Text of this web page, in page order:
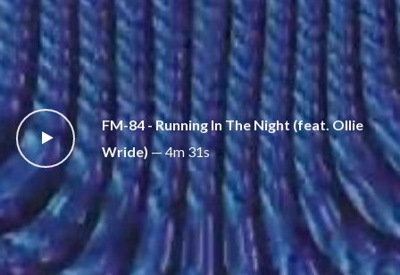
FM-84 - Running In The Night (feat. Ollie
Wride) —4m 31s